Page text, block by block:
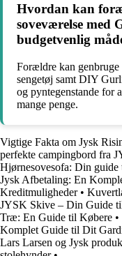
Hvordan kan
soveværelse med
budgetvenlig
Forældre kan
sengetøj samt DIY
og pyntegenstande for
mange penge.
Vigtige Fakta om Jysk
perfekte campingbord fra
Hjørnesovesofa: Din
Jysk Afbetaling: En
Kreditmuligheder•
JYSK Skive – Din Guide
Træ: En Guide til Købere •
Komplet Guide til Dit
Lars Larsen og Jysk